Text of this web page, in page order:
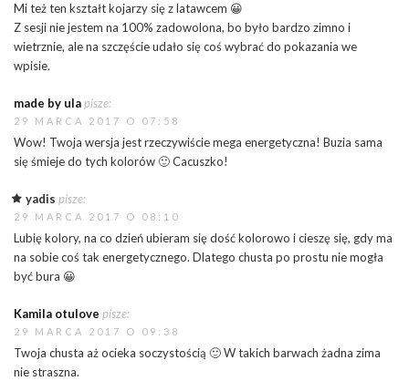
Mi też ten kształt kojarzy się z latawcem 😀
Z sesji nie jestem na 100% zadowolona, bo było bardzo zimno i
wietrznie, ale na szczęście udało się coś wybrać do pokazania we
wpisie.
made by ulapisze:
29 MARCA 2017 O 07:58
Wow! Twoja wersja jest rzeczywiście mega energetyczna! Buzia sama
się śmieje do tych kolorów 🙂 Cacuszko!
yadis pisze:
29 MARCA 2017 O 08:10
Lubię kolory, na co dzień ubieram się dość kolorowo i cieszę się, gdy ma
na sobie coś tak energetycznego. Dlatego chusta po prostu nie mogła
być bura 😀
Kamila otulove pisze:
29 MARCA 2017 O 09:38
Twoja chusta aż ocieka soczystością 🙂 W takich barwach żadna zima
nie straszna.